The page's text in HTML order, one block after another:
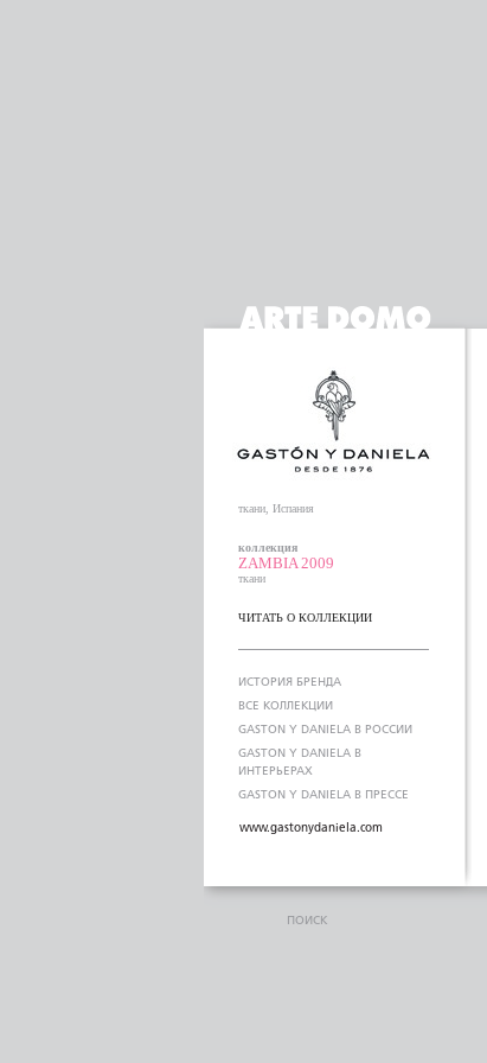
ткани, Испания
коллекция
ZAMBIA 2009
ткани
ЧИТАТЬ О КОЛЛЕКЦИИ
ИСТОРИЯ БРЕНДА
ВСЕ КОЛЛЕКЦИИ
GASTON Y DANIELA В РОССИИ
GASTON Y DANIELA В
ИНТЕРЬЕРАХ
GASTON Y DANIELA В ПРЕССЕ
www.gastonydaniela.com
ПОИСК